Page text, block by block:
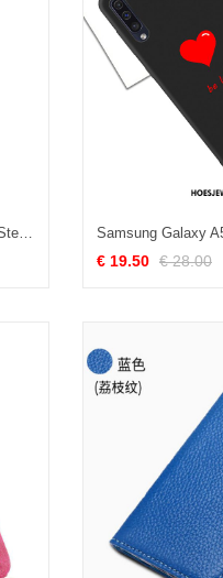
Samsung Galaxy A50 Hoesje Kaart Ster Nieuw, Samsung Galaxy A50 Hoesje Leren Etui Patroon
€ 19.50 € 28.00